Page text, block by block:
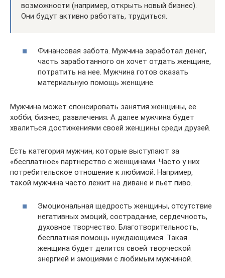
возможности (например, открыть новый бизнес).
Они будут активно работать, трудиться.
Финансовая забота. Мужчина заработал денег,
часть заработанного он хочет отдать женщине,
потратить на нее. Мужчина готов оказать
материальную помощь женщине.
Мужчина может спонсировать занятия женщины, ее
хобби, бизнес, развлечения. А далее мужчина будет
хвалиться достижениями своей женщины среди друзей.
Есть категория мужчин, которые выступают за
«бесплатное» партнерство с женщинами. Часто у них
потребительское отношение к любимой. Например,
такой мужчина часто лежит на диване и пьет пиво.
Эмоциональная щедрость женщины, отсутствие
негативных эмоций, сострадание, сердечность,
духовное творчество. Благотворительность,
бесплатная помощь нуждающимся. Такая
женщина будет делится своей творческой
энергией и эмоциями с любимым мужчиной.